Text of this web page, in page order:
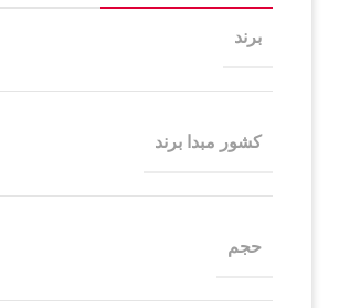
برند
کشور مبدا برند
حجم